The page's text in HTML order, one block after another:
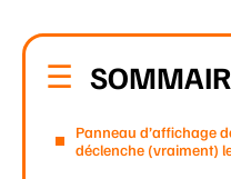
Panneau d’affichage
déclenche (vraiment)